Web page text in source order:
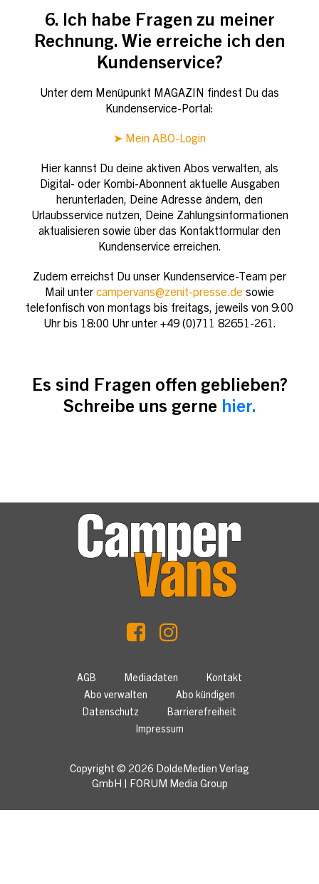
6. Ich habe Fragen zu meiner
Rechnung. Wie erreiche ich den
Kundenservice?
Unter dem Menüpunkt MAGAZIN findest Du das
Kundenservice-Portal:
➤ Mein ABO-Login
Hier kannst Du deine aktiven Abos verwalten, als
Digital- oder Kombi-Abonnent aktuelle Ausgaben
herunterladen, Deine Adresse ändern, den
Urlaubsservice nutzen, Deine Zahlungsinformationen
aktualisieren sowie über das Kontaktformular den
Kundenservice erreichen.
Zudem erreichst Du unser Kundenservice-Team per
Mail unter campervans@zenit-presse.de sowie
telefonfisch von montags bis freitags, jeweils von 9:00
Uhr bis 18:00 Uhr unter +49 (0)711 82651-261.
Es sind Fragen offen geblieben?
Schreibe uns gerne hier.
AGB Mediadaten
Kontakt
Abo verwalten
Abo kündigen
Datenschutz
Barrierefreiheit
Impressum
Copyright © 2026 DoldeMedien Verlag
GmbH
FORUM Media Group